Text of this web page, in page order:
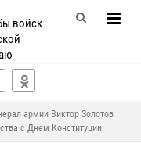
войск
армии Виктор Золотов
с Днем Конституции